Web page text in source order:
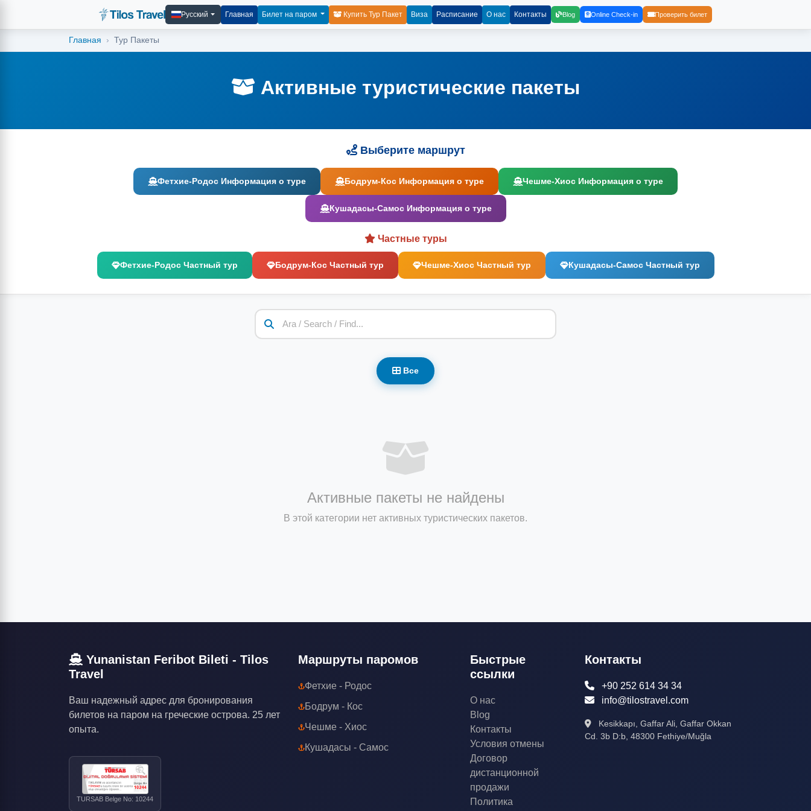
Русский Главная Билет на паром Купить Тур Пакет Виза Расписание О нас Контакты Blog Online Check-in Проверить билет
Главная Тур Пакеты
Активные туристические пакеты
Выберите маршрут
Фетхие-Родос Информация о туре Бодрум-Кос Информация о туре Чешме-Хиос Информация о туре
Кушадасы-Самос Информация о туре
Частные туры
Фетхие-Родос Частный тур Бодрум-Кос Частный тур Чешме-Хиос Частный тур Кушадасы-Самос Частный тур
Все
Активные пакеты не найдены
В этой категории нет активных туристических пакетов.
Yunanistan Feribot Bileti - Tilos
Travel
Ваш надежный адрес для бронирования
билетов на паром на греческие острова. 25 лет
опыта.
TURSAB Belge No: 10244
Маршруты паромов
Фетхие - Родос
Бодрум - Кос
Чешме - Хиос
Кушадасы - Самос
Быстрые
ссылки
О нас
Blog
Контакты
Условия отмены
Договор
дистанционной
продажи
Политика
Контакты
+90 252 614 34 34
info@tilostravel.com
Kesikkapı, Gaffar Ali, Gaffar Okkan
Cd. 3b D:b, 48300 Fethiye/Muğla